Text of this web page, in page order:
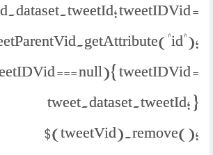
tweetIDVid =
=== null){ tweetIDVid =
tweet.dataset.tweetId; }
$(tweetVid).remove();